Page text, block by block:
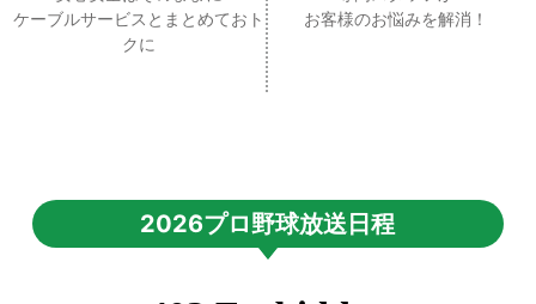
ケーブルサービスとまとめておト
クに
お客様のお悩みを解消！
2026プロ野球放送日程